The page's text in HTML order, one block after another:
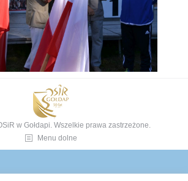
w Gołdapi. Wszelkie prawa zastrzeżone.
Menu dolne